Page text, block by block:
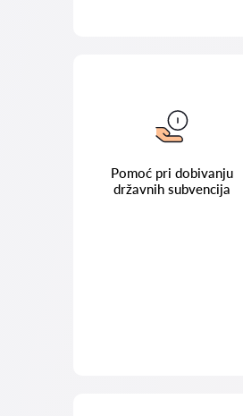
Pomoć pri dobivanju
državnih subvencija